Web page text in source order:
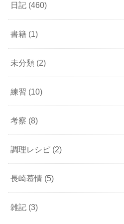
日記 (460)
書籍 (1)
未分類 (2)
練習 (10)
考察 (8)
調理レシピ (2)
長崎慕情 (5)
雑記 (3)